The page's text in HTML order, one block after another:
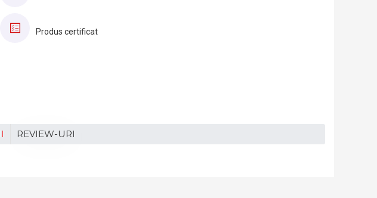
Produs certificat
REVIEW-URI